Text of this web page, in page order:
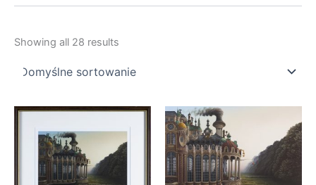
Showing all 28 results